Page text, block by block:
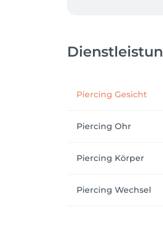
Wir freuen uns auf
Piercing Gesicht
Piercing Ohr
Piercing Körper
Piercing Wechsel